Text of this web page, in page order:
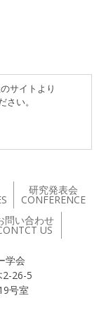
サイトより
い。
研究発表会
CONFERENCE
問い合わせ
US
学会
26-5
室